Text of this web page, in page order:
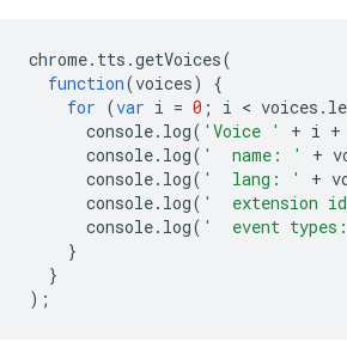
chrome. tts .getVoices(
function(voices)
{
for (var i = 0 ; i < voices .
console. log( 'Voice ' + i +
console. log( '  name: ' +
console. log( '  lang: ' +
console. log( '  extension
console. log( '  event
}
}
);